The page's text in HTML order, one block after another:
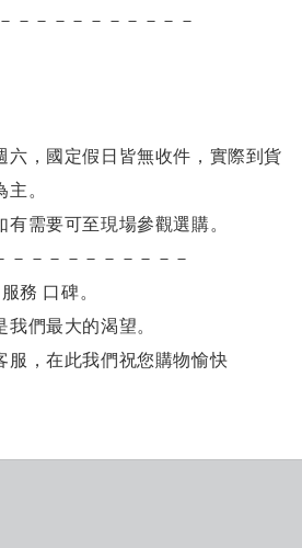
－－－－－－－－－－
六，國定假日皆無收件，實際到貨
。
有需要可至現場參觀選購。
－－－－－－－－－－
務 口碑。
們最大的渴望。
服，在此我們祝您購物愉快